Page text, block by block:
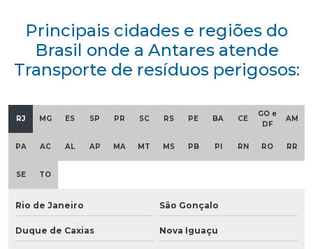
Principais cidades e regiões do
Brasil onde a Antares atende
Transporte de resíduos perigosos:
RJ MG ES SP PR SC RS PE BA CE
GO e
DF
AM
PA AC AL AP MA MT MS PB PI RN RO RR
SE TO
Rio de Janeiro São Gonçalo
Duque de Caxias Nova Iguaçu